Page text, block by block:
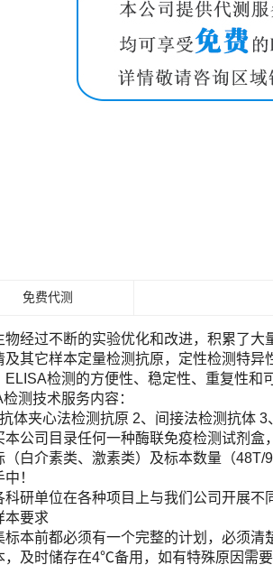
免费代测
物经过不断的实验优化和改进，积累了
及其它样本定量检测抗原，定性检测特
ELISA检测的方便性、稳定性、重复性和
测技术服务内容：
体夹心法检测抗原 2、间接法检测抗体
本公司目录任何一种酶联免疫检测试剂
（白介素类、激素类）及标本数量（
！
科研单位在各种项目上与我们公司开展不
本要求
标本前都必须有一个完整的计划，必须
，及时储存在4℃备用，如有特殊原因需